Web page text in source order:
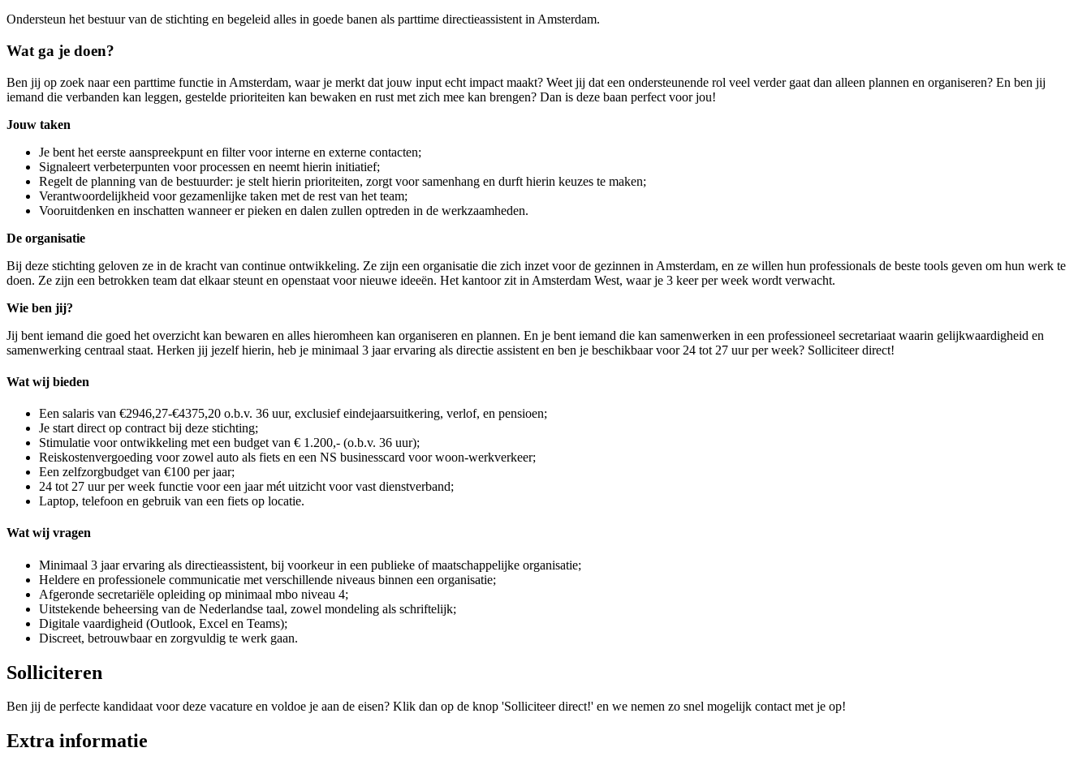
Ondersteun het bestuur van de stichting en begeleid alles in goede banen als parttime directieassistent in Amsterdam.
Wat ga je doen?
Ben jij op zoek naar een parttime functie in Amsterdam, waar je merkt dat jouw input echt impact maakt? Weet jij dat een ondersteunende rol veel verder gaat dan alleen plannen en organiseren? En ben jij
iemand die verbanden kan leggen, gestelde prioriteiten kan bewaken en rust met zich mee kan brengen? Dan is deze baan perfect voor jou!
Jouw taken
Je bent het eerste aanspreekpunt en filter voor interne en externe contacten;
Signaleert verbeterpunten voor processen en neemt hierin initiatief;
Regelt de planning van de bestuurder: je stelt hierin prioriteiten, zorgt voor samenhang en durft hierin keuzes te maken;
Verantwoordelijkheid voor gezamenlijke taken met de rest van het team;
Vooruitdenken en inschatten wanneer er pieken en dalen zullen optreden in de werkzaamheden.
De organisatie
Bij deze stichting geloven ze in de kracht van continue ontwikkeling. Ze zijn een organisatie die zich inzet voor de gezinnen in Amsterdam, en ze willen hun professionals de beste tools geven om hun werk te
doen. Ze zijn een betrokken team dat elkaar steunt en openstaat voor nieuwe ideeën. Het kantoor zit in Amsterdam West, waar je 3 keer per week wordt verwacht.
Wie ben jij?
Jij bent iemand die goed het overzicht kan bewaren en alles hieromheen kan organiseren en plannen. En je bent iemand die kan samenwerken in een professioneel secretariaat waarin gelijkwaardigheid en
samenwerking centraal staat. Herken jij jezelf hierin, heb je minimaal 3 jaar ervaring als directie assistent en ben je beschikbaar voor 24 tot 27 uur per week? Solliciteer direct!
Wat wij bieden
Een salaris van €2946,27-€4375,20 o.b.v. 36 uur, exclusief eindejaarsuitkering, verlof, en pensioen;
Je start direct op contract bij deze stichting;
Stimulatie voor ontwikkeling met een budget van € 1.200,- (o.b.v. 36 uur);
Reiskostenvergoeding voor zowel auto als fiets en een NS businesscard voor woon-werkverkeer;
Een zelfzorgbudget van €100 per jaar;
24 tot 27 uur per week functie voor een jaar mét uitzicht voor vast dienstverband;
Laptop, telefoon en gebruik van een fiets op locatie.
Wat wij vragen
Minimaal 3 jaar ervaring als directieassistent, bij voorkeur in een publieke of maatschappelijke organisatie;
Heldere en professionele communicatie met verschillende niveaus binnen een organisatie;
Afgeronde secretariële opleiding op minimaal mbo niveau 4;
Uitstekende beheersing van de Nederlandse taal, zowel mondeling als schriftelijk;
Digitale vaardigheid (Outlook, Excel en Teams);
Discreet, betrouwbaar en zorgvuldig te werk gaan.
Solliciteren
Ben jij de perfecte kandidaat voor deze vacature en voldoe je aan de eisen? Klik dan op de knop 'Solliciteer direct!' en we nemen zo snel mogelijk contact met je op!
Extra informatie